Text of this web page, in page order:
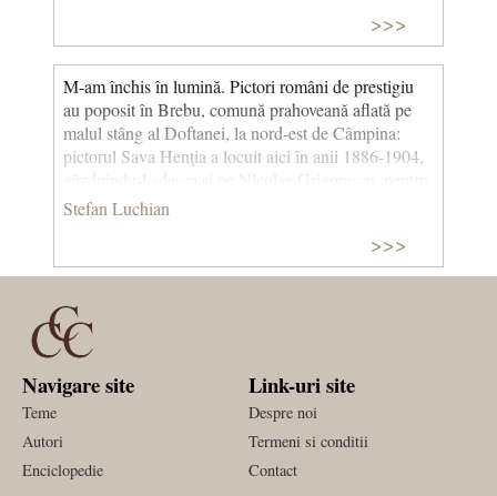
>>>
M-am închis în lumină. Pictori români de prestigiu
au poposit în Brebu, comună prahoveană aflată pe
malul stâng al Doftanei, la nord-est de Câmpina:
pictorul Sava Henţia a locuit aici în anii 1886-1904,
găzduindu-l adesea şi pe Nicolae Grigorescu, pentru
ca mai târziu, în 1908, Ştefan Luchian să
ansamblul medieval în care a locuit și să lase
comunei un adevărat motto: „La Brebu, m-am închis
Stefan Luchian
>>>
Navigare site
Teme
Autori
Enciclopedie
Link-uri site
Despre noi
Termeni si conditii
Contact